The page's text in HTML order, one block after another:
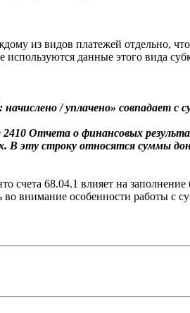
из видов платежей отдельно,
данные этого вида
/ уплачено» совпадает с
Отчета о финансовых
В эту строку относятся суммы
68.04.1 влияет на заполнение
внимание особенности работы с